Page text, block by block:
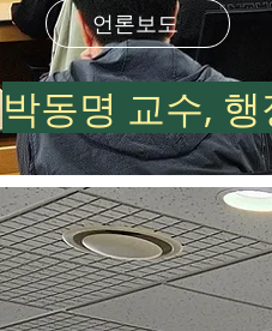
언론보도
박동명 교수,